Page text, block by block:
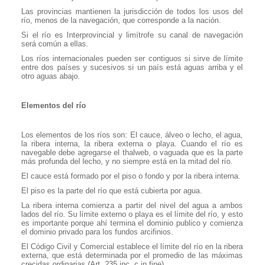
Las provincias mantienen la jurisdicción de todos los usos del
río, menos de la navegación, que corresponde a la nación.
Si el río es Interprovincial y limítrofe su canal de navegación
será común a ellas.
Los ríos internacionales pueden ser contiguos si sirve de límite
entre dos países y sucesivos si un país está aguas arriba y el
otro aguas abajo.
Elementos del río
Los elementos de los ríos son: El cauce, álveo o lecho, el agua,
la ribera interna, la ribera externa o playa. Cuando el río es
navegable debe agregarse el thalweb, o vaguada que es la parte
más profunda del lecho, y no siempre está en la mitad del río.
El cauce está formado por el piso o fondo y por la ribera interna.
El piso es la parte del río que está cubierta por agua.
La ribera interna comienza a partir del nivel del agua a ambos
lados del río. Su límite externo o playa es el límite del río, y esto
es importante porque ahí termina el dominio publico y comienza
el dominio privado para los fundos arcifinios.
El Código Civil y Comercial establece el límite del río en la ribera
externa, que está determinada por el promedio de las máximas